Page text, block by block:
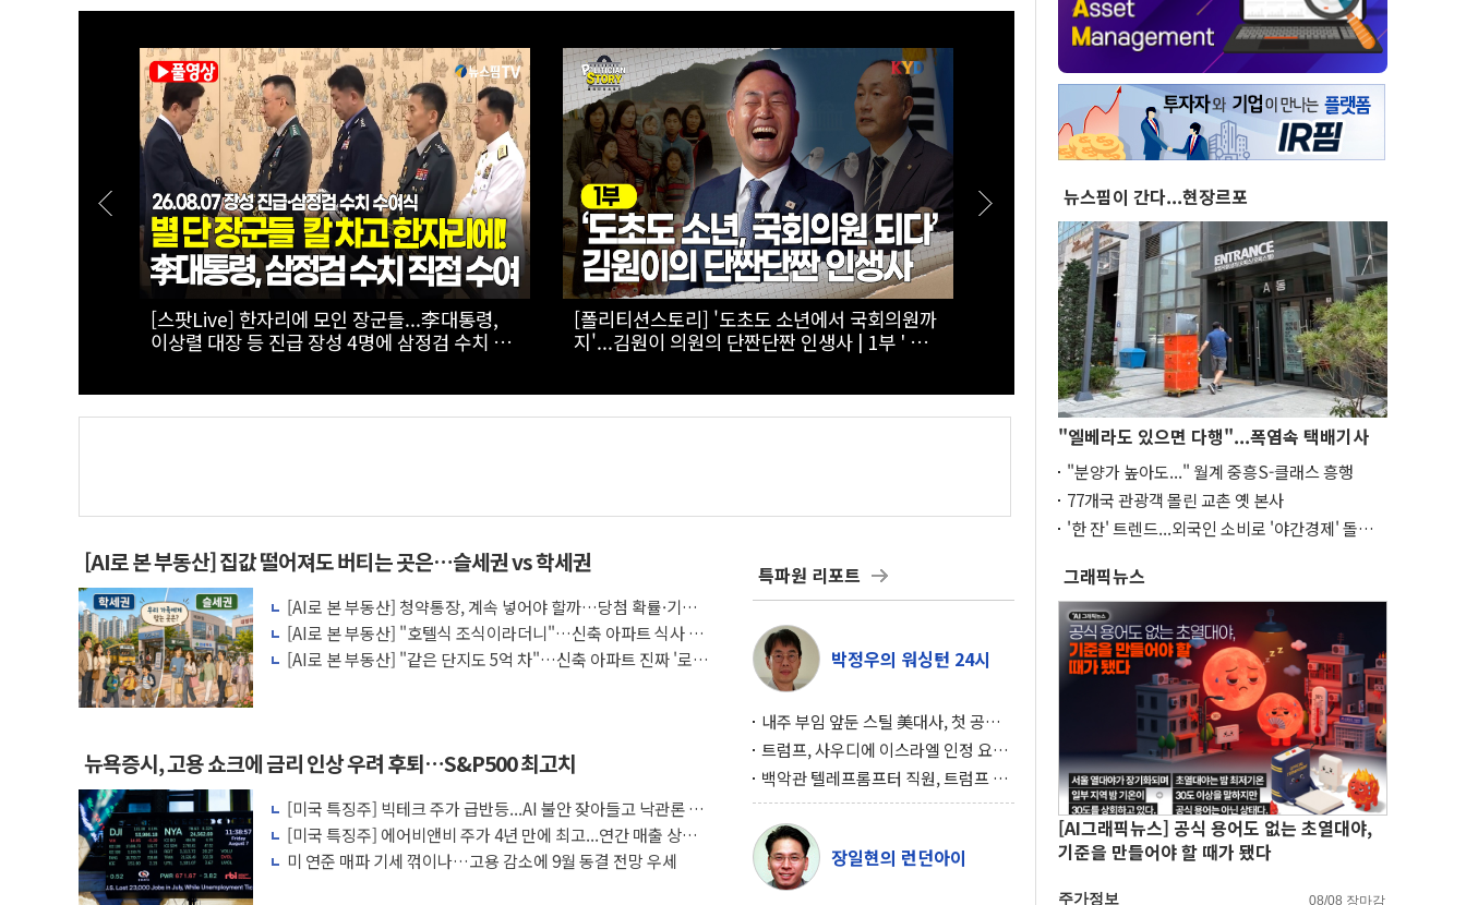
[폴리티션스토리] "800조 서남권 반도체 투자
를 위해"...김원이가 산자위에 남기로 한 이유
[스팟Live] 李대통령 "국가폭력 피해자, 국가가
치유해야…국가 책임 유효기간 없어"｜
[스팟Live] 일상에서 장점이 더 돋보이는 '전기
패밀리 SUV' 볼보 EX90
[AI로 본 부동산] 집값 떨어져도 버티는 곳은…슬세권 vs 학세권
[AI로 본 부동산] 청약통장, 계속 넣어야 할까…당첨 확률·기회
비용 따져보니
[AI로 본 부동산] "호텔식 조식이라더니"…신축 아파트 식사 서
비스의 속사정
[AI로 본 부동산] "같은 단지도 5억 차"…신축 아파트 진짜 '로얄
뉴욕증시, 고용 쇼크에 금리 인상 우려 후퇴…S&P500 최고치
[미국 특징주] 빅테크 주가 급반등...AI 불안 잦아들고 낙관론 되
살아나
[미국 특징주] 에어비앤비 주가 4년 만에 최고...연간 매출 상향
에 투자자 반색
미 연준 매파 기세 꺾이나…고용 감소에 9월 동결 전망 우세
특파원 리포트
박정우의 워싱턴 24시
내주 부임 앞둔 스틸 美대사, 첫 공개
행사서 "한미동맹 강화 최우선 과제"
트럼프, 사우디에 이스라엘 인정 요
구…원자력 협정 서명 하루 만에 좌초
위기
백악관 텔레프롬프터 직원, 트럼프 연
설 미리 보고 베팅 시장서 10만달러 챙
겨
장일현의 런던아이
뉴스핌이 간다...현장르포
"엘베라도 있으면 다행"...폭염속 택배기사
"분양가 높아도..." 월계 중흥S-클래스 흥행
77개국 관광객 몰린 교촌 옛 본사
'한 잔' 트렌드...외국인 소비로 '야간경제' 돌파
그래픽뉴스
[AI그래픽뉴스] 공식 용어도 없는 초열대야,
기준을 만들어야 할 때가 됐다